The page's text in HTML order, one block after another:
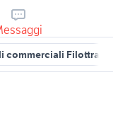
commerciali Filottrano